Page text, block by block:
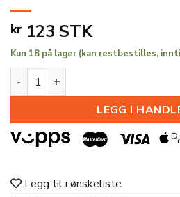
kr 123 STK
Kun 18 på lager (kan restbestilles,
DEKORHJØRNER MD011-10
LEGG I
Legg til i ønskeliste